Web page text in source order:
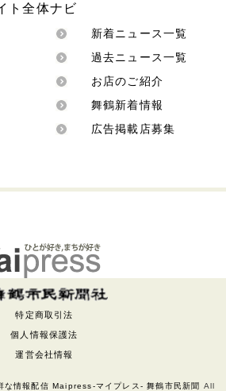
ト全体ナビ
新着ニュース一覧
過去ニュース一覧
お店のご紹介
舞鶴新着情報
広告掲載店募集
な情報配信 Maipress-マイプレス- 舞鶴市民新聞 All
特定商取引法
個人情報保護法
運営会社情報